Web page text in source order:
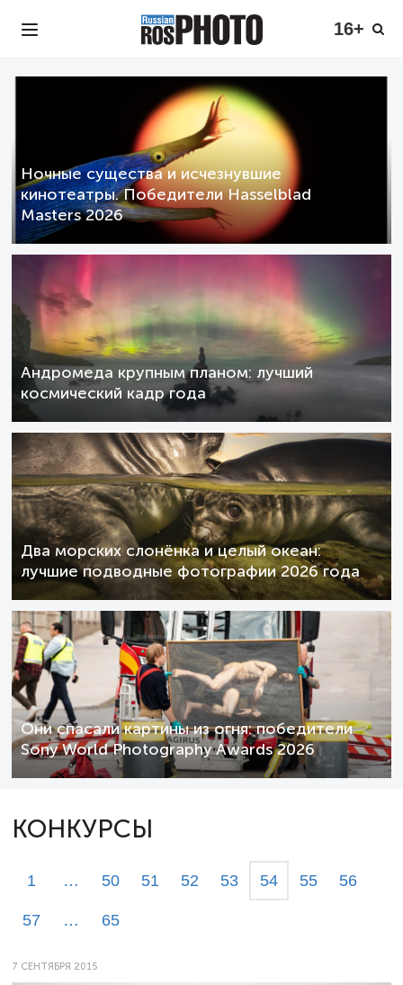
16+
Ночные существа и исчезнувшие
кинотеатры. Победители Hasselblad
Masters 2026
Андромеда крупным планом: лучший
космический кадр года
Два морских слонёнка и целый океан:
лучшие подводные фотографии 2026 года
Они спасали картины из огня: победители
Sony World Photography Awards 2026
КОНКУРСЫ
1 … 50 51 52 53 54 55 56
57 … 65
7 СЕНТЯБРЯ 2015